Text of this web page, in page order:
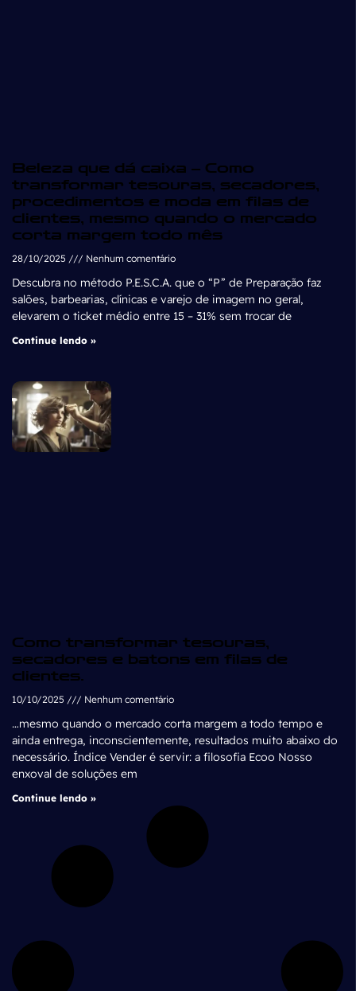
Beleza que dá caixa – Como
transformar tesouras, secadores,
procedimentos e moda em filas de
clientes, mesmo quando o mercado
corta margem todo mês
28/10/2025 Nenhum comentário
Descubra no método P.E.S.C.A. que o “P” de Preparação faz
salões, barbearias, clínicas e varejo de imagem no geral,
elevarem o ticket médio entre 15 – 31% sem trocar de
Continue lendo »
Como transformar tesouras,
secadores e batons em filas de
clientes.
10/10/2025 Nenhum comentário
…mesmo quando o mercado corta margem a todo tempo e
ainda entrega, inconscientemente, resultados muito abaixo do
necessário. Índice Vender é servir: a filosofia Ecoo Nosso
enxoval de soluções em
Continue lendo »